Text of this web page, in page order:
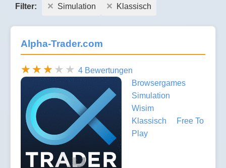
Filter: Simulation Klassisch
Alpha-Trader.com
4 Bewertungen
Browsergames
Simulation
Wisim
Klassisch
Free To
Play